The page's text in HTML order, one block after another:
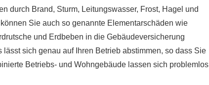
durch Brand, Sturm, Leitungswasser, Frost, Hagel und
Sie auch so genannte Elementarschäden wie
und Erdbeben in die Ge­bäude­ver­si­che­rung
sich genau auf Ihren Betrieb abstimmen, so dass Sie
Betriebs- und Wohngebäude lassen sich problemlos